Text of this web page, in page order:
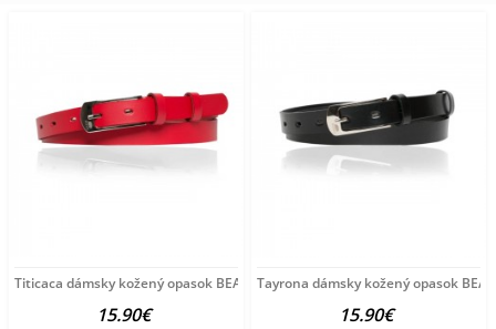
Titicaca dámsky kožený opasok BEARIL, červený
15.90€
Tayrona dámsky kožený opasok
15.90€